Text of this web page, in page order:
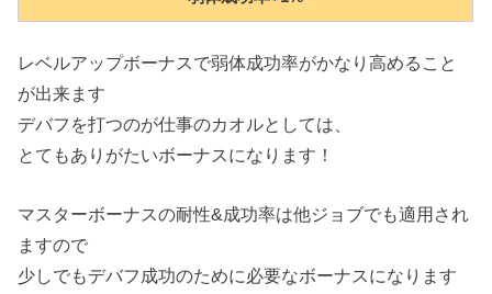
レベルアップボーナスで弱体成功率がかなり高めること
が出来ます
デバフを打つのが仕事のカオルとしては、
とてもありがたいボーナスになります！
マスターボーナスの耐性&成功率は他ジョブでも適用され
ますので
少しでもデバフ成功のために必要なボーナスになります